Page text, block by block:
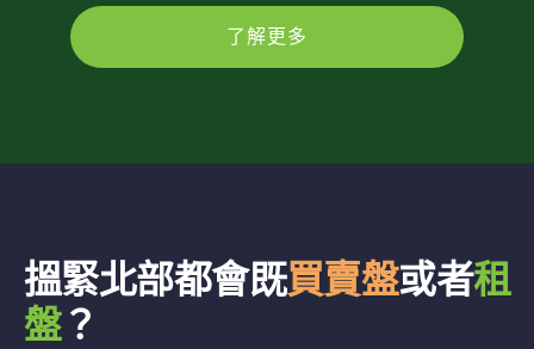
了解更多
搵緊北部都會既買賣盤或者租
盤？